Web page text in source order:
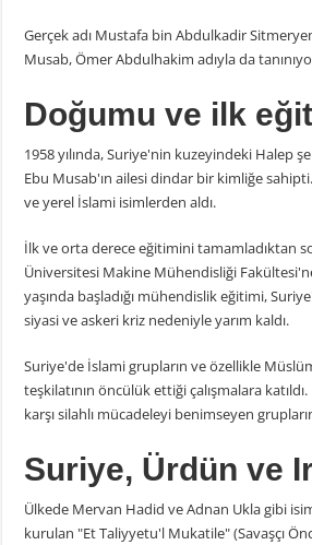
Gerçek adı Mustafa bin Abdulkadir
Musab, Ömer Abdulhakim adıyla da
Doğumu ve ilk
1958 yılında, Suriye'nin kuzeyindeki Halep
Ebu Musab'ın ailesi dindar bir kimliğe
ve yerel İslami isimlerden aldı.
İlk ve orta derece eğitimini tamamladıktan
Üniversitesi Makine Mühendisliği
yaşında başladığı mühendislik eğitimi,
siyasi ve askeri kriz nedeniyle yarım kaldı.
Suriye'de İslami grupların ve özellikle
teşkilatının öncülük ettiği çalışmalara
karşı silahlı mücadeleyi benimseyen
Suriye, Ürdün ve
Ülkede Mervan Hadid ve Adnan Ukla gibi
kurulan "Et Taliyyetu'l Mukatile" (Savaşçı